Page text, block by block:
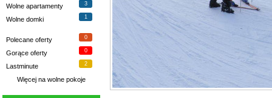
Wolne apartamenty 3
Wolne domki 1
Polecane oferty 0
Gorące oferty 0
Lastminute 2
Więcej na wolne pokoje